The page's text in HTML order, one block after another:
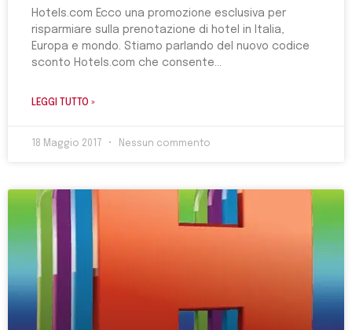
Hotels.com Ecco una promozione esclusiva per
risparmiare sulla prenotazione di hotel in Italia,
Europa e mondo. Stiamo parlando del nuovo codice
sconto Hotels.com che consente
LEGGI TUTTO »
18 Maggio 2017 Nessun commento